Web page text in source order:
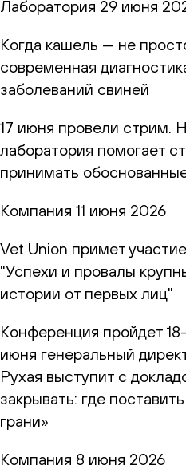
Лаборатория 29 июня
Когда кашель — не
современная
заболеваний свиней
17 июня провели стрим.
лаборатория помогает
принимать
Компания 11 июня 2026
Vet Union примет
"Успехи и провалы
истории от первых лиц"
Конференция пройдет
июня генеральный
Рухая выступит с
закрывать: где
грани»
Компания 8 июня 2026